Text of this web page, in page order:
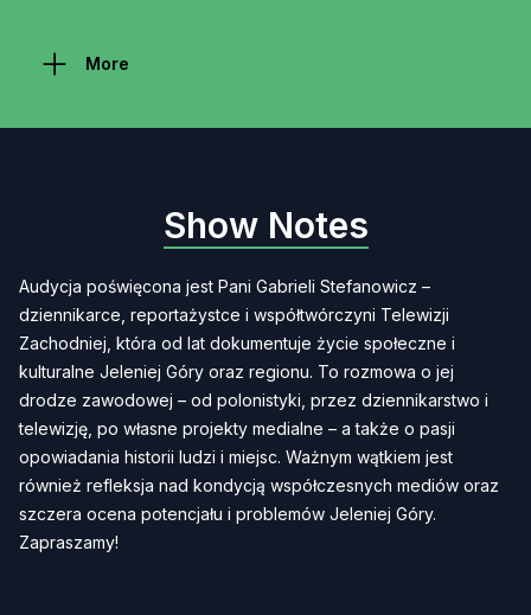
More
Show Notes
Audycja poświęcona jest Pani Gabrieli Stefanowicz –
dziennikarce, reportażystce i współtwórczyni Telewizji
Zachodniej, która od lat dokumentuje życie społeczne i
kulturalne Jeleniej Góry oraz regionu. To rozmowa o jej
drodze zawodowej – od polonistyki, przez dziennikarstwo i
telewizję, po własne projekty medialne – a także o pasji
opowiadania historii ludzi i miejsc. Ważnym wątkiem jest
również refleksja nad kondycją współczesnych mediów oraz
szczera ocena potencjału i problemów Jeleniej Góry.
Zapraszamy!